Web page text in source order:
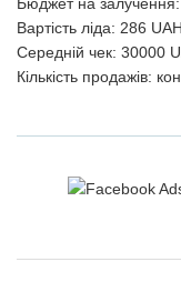
Вартість ліда: 286 UAH
Середній чек: 30000
Кількість продажів: